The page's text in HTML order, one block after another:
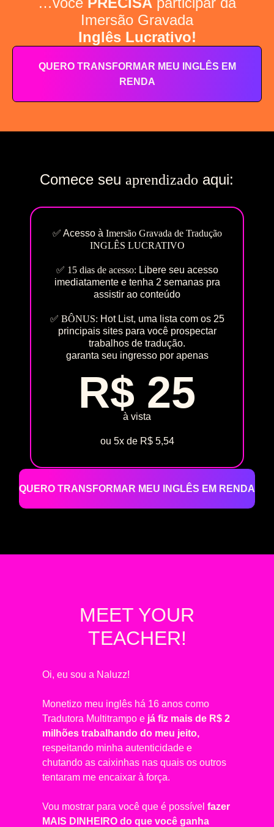
Imersão Gravada
Inglês Lucrativo!
QUERO TRANSFORMAR MEU INGLÊS EM
RENDA
Comece seuaprendizado aqui:
✅ Acesso à Imersão Gravada de Tradução
INGLÊS LUCRATIVO
✅ 15 dias de acesso: Libere seu acesso
imediatamente e tenha 2 semanas pra
assistir ao conteúdo
✅ BÔNUS: Hot List, uma lista com os 25
principais sites para você prospectar
trabalhos de tradução.
garanta seu ingresso por apenas
R$ 25
à vista
ou 5x de R$ 5,54
QUERO TRANSFORMAR MEU INGLÊS EM RENDA
MEET YOUR
TEACHER!
Oi, eu sou a Naluzz!
Monetizo meu inglês há 16 anos como
Tradutora Multitrampo e já fiz mais de R$ 2
milhões trabalhando do meu jeito,
respeitando minha autenticidade e
chutando as caixinhas nas quais os outros
tentaram me encaixar à força.
Vou mostrar para você que é possível fazer
MAIS DINHEIRO do que você ganha